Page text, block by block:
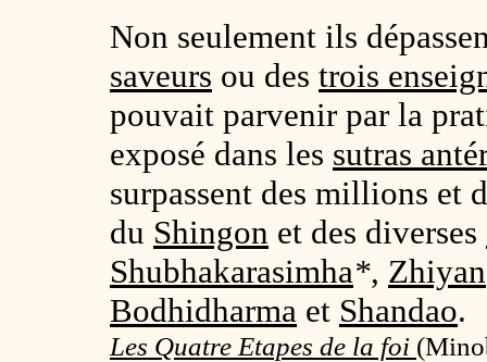
Non seulement ils
saveurs ou des trois
pouvait parvenir par la
exposé dans les sutras
surpassent des millions et
du Shingon et des diverses
Shubhakarasimha*, Zhiyan
Bodhidharma et Shandao.
Les Quatre Etapes de la foi